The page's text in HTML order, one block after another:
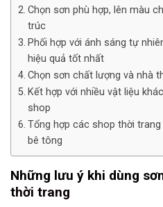
Chọn sơn phù hợp, lên màu
trúc
Phối hợp với ánh sáng tự
hiệu quả tốt nhất
Chọn sơn chất lượng và nhà
Kết hợp với nhiều vật liệu
shop
Tổng hợp các shop thời
bê tông
Những lưu ý khi dùng
thời trang